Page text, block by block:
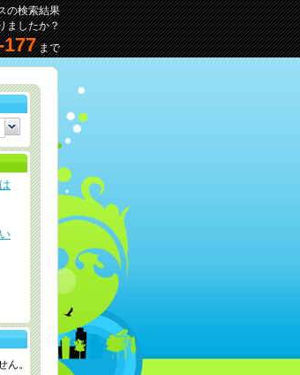
の検索結果
ましたか？
177まで
ん。